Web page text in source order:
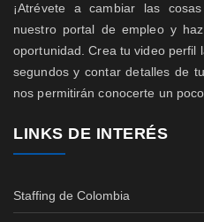
¡Atrévete a cambiar las
nuestro portal de empleo y
oportunidad. Crea tu video perfil
segundos y contar detalles de
nos permitirán conocerte un
LINKS DE INTERÉS
Staffing de Colombia